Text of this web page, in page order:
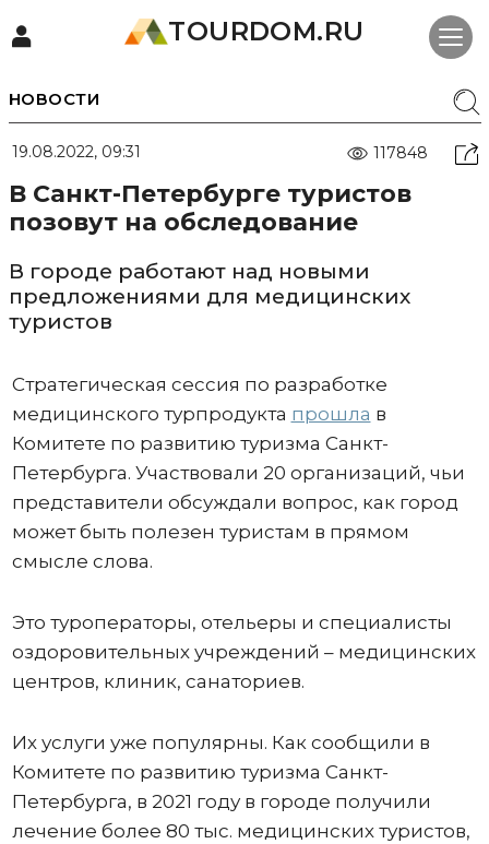
TOURDOM.RU
НОВОСТИ
19.08.2022, 09:31 117848
В Санкт-Петербурге туристов
позовут на обследование
В городе работают над новыми
предложениями для медицинских
туристов
Стратегическая сессия по разработке
медицинского турпродукта прошла в
Комитете по развитию туризма Санкт-
Петербурга. Участвовали 20 организаций, чьи
представители обсуждали вопрос, как город
может быть полезен туристам в прямом
смысле слова.
Это туроператоры, отельеры и специалисты
оздоровительных учреждений – медицинских
центров, клиник, санаториев.
Их услуги уже популярны. Как сообщили в
Комитете по развитию туризма Санкт-
Петербурга, в 2021 году в городе получили
лечение более 80 тыс. медицинских туристов,